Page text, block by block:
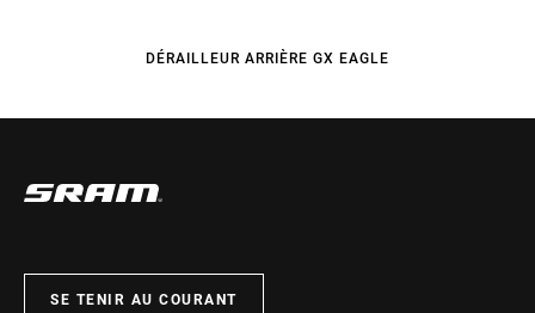
DÉRAILLEUR ARRIÈRE GX EAGLE
SE TENIR AU COURANT